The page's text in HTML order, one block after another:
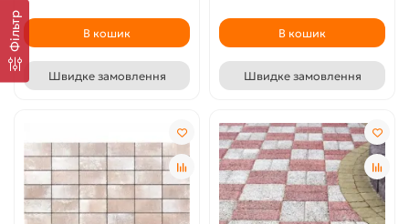
Фільтр В кошик
Швидке замовлення
В кошик
Швидке замовлення